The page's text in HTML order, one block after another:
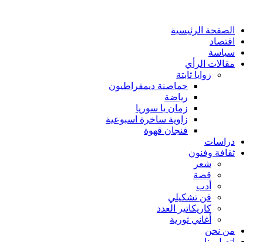
الصفحة الرئيسية
اقتصاد
سياسة
مقالات الرأي
زوايا ثابتة
حماصنة ديمقراطيون
رياضة
زمان يا سوريا
زاوية ساخرة اسبوعية
فنجان قهوة
دراسات
ثقافة وفنون
شعر
قصة
أدب
فن تشكيلي
كاريكاتير العدد
أغاني ثورية
من نحن